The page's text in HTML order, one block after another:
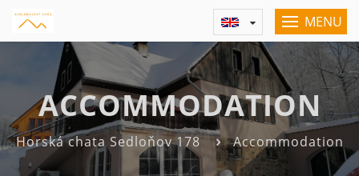
MENU
ACCOMMODATION
Horská chata Sedloňov 178 Accommodation